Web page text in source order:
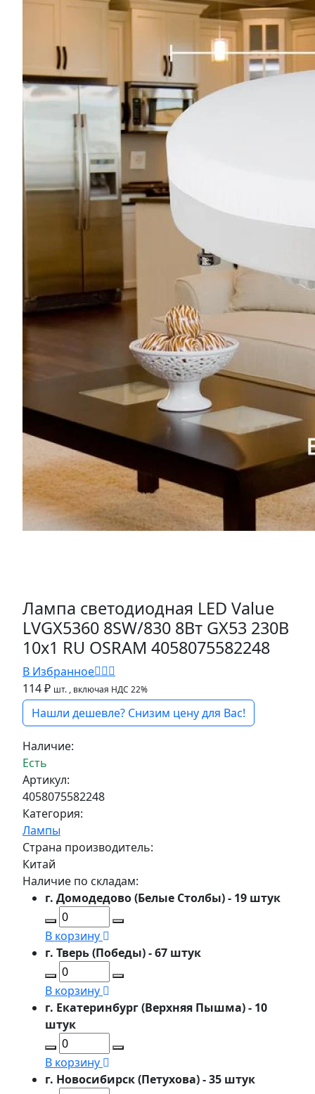
Лампа светодиодная LED Value
LVGX5360 8SW/830 8Вт GX53 230В
10х1 RU OSRAM 4058075582248
В Избранное
114 ₽ шт. , включая НДС 22%
Нашли дешевле? Снизим цену для Вас!
Наличие:
Есть
Артикул:
4058075582248
Категория:
Лампы
Страна производитель:
Китай
Наличие по складам:
г. Домодедово (Белые Столбы) - 19 штук
В корзину
г. Тверь (Победы) - 67 штук
В корзину
г. Екатеринбург (Верхняя Пышма) - 10
штук
В корзину
г. Новосибирск (Петухова) - 35 штук